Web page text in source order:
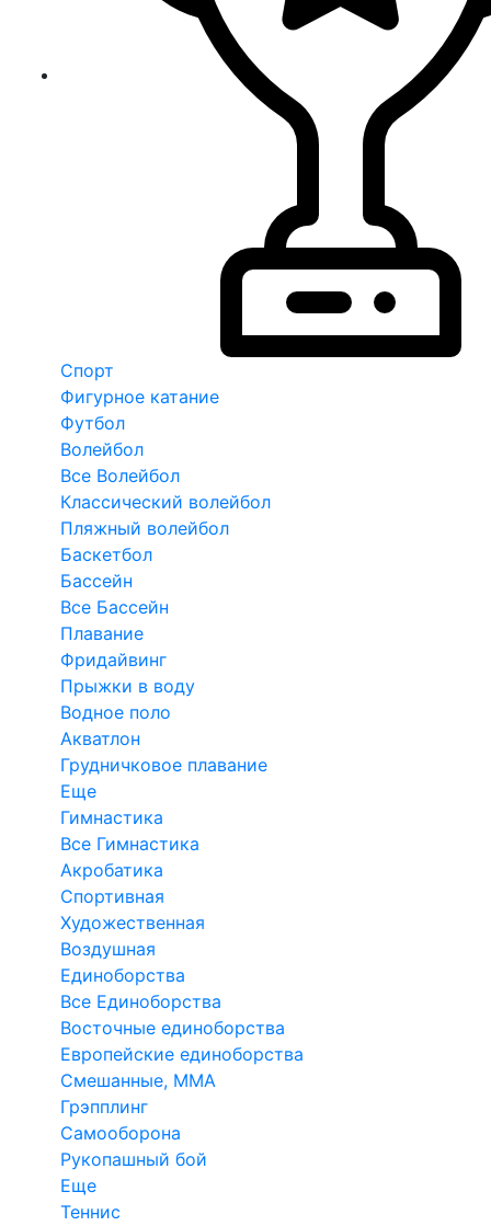
Спорт
Фигурное катание
Футбол
Волейбол
Все Волейбол
Классический волейбол
Пляжный волейбол
Баскетбол
Бассейн
Все Бассейн
Плавание
Фридайвинг
Прыжки в воду
Водное поло
Акватлон
Грудничковое плавание
Еще
Гимнастика
Все Гимнастика
Акробатика
Спортивная
Художественная
Воздушная
Единоборства
Все Единоборства
Восточные единоборства
Европейские единоборства
Смешанные, ММА
Грэпплинг
Самооборона
Рукопашный бой
Еще
Теннис